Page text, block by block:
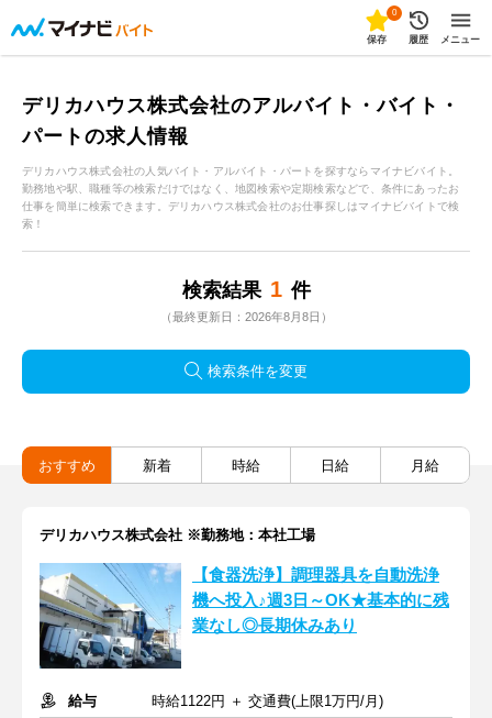
0
保存 履歴 メニュー
デリカハウス株式会社のアルバイト・バイト・
パートの求人情報
デリカハウス株式会社の人気バイト・アルバイト・パートを探すならマイナビバイト。
勤務地や駅、職種等の検索だけではなく、地図検索や定期検索などで、条件にあったお
仕事を簡単に検索できます。デリカハウス株式会社のお仕事探しはマイナビバイトで検
索！
検索結果 1 件
（最終更新日：2026年8月8日）
検索条件を変更
おすすめ 新着 時給 日給 月給
デリカハウス株式会社 ※勤務地：本社工場
【食器洗浄】調理器具を自動洗浄
機へ投入♪週3日～OK★基本的に残
業なし◎長期休みあり
給与
時給1122円 ＋ 交通費(上限1万円/月)